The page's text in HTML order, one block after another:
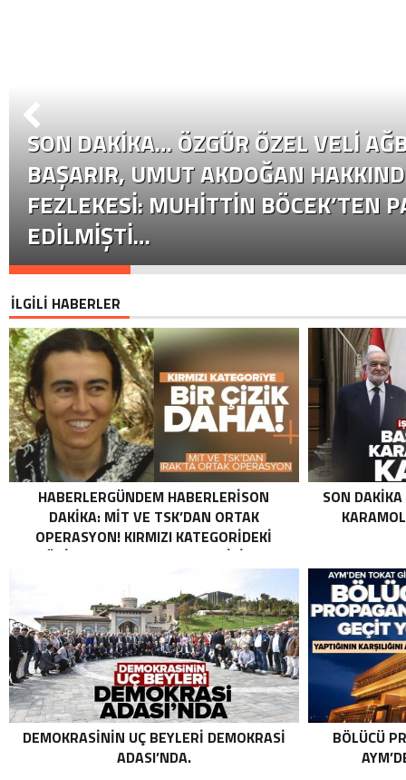
SON DAKİKA… ÖZGÜR ÖZEL VELI
BAŞARIR, UMUT AKDOĞAN
FEZLEKESI: MUHITTIN BÖCEK’TEN
EDILMIŞTI…
İLGİLİ HABERLER
HABERLERGÜNDEM HABERLERISON
DAKIKA: MİT VE TSK’DAN ORTAK
OPERASYON! KIRMIZI KATEGORIDEKI
TERÖRIST NAZLI TAŞPINAR ETKISIZ HALE
ORTAK OPERASYON! KIRMIZI
KATEGORIDEKI TERÖRIST NAZLI
TAŞPINAR ETKISIZ HALE GETIRILDI .
SON
DEMOKRASININ UÇ BEYLERI DEMOKRASI
ADASI’NDA.
BÖLÜCÜ